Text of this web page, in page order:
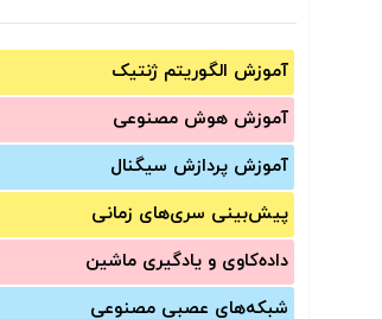
آموزش الگوریتم ژنتیک
آموزش‌ هوش مصنوعی
آموزش‌ پردازش سیگنال
پیش‌‌بینی سری‌‌های زمانی
داده‌کاوی و یادگیری ماشین
شبکه‌های عصبی مصنوعی